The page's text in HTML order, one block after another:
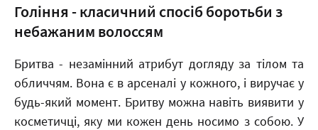
Гоління - класичний спосіб боротьби з
небажаним волоссям
Бритва - незамінний атрибут догляду за тілом та
обличчям. Вона є в арсеналі у кожного, і виручає у
будь-який момент. Бритву можна навіть виявити у
косметичці, яку ми кожен день носимо з собою. У